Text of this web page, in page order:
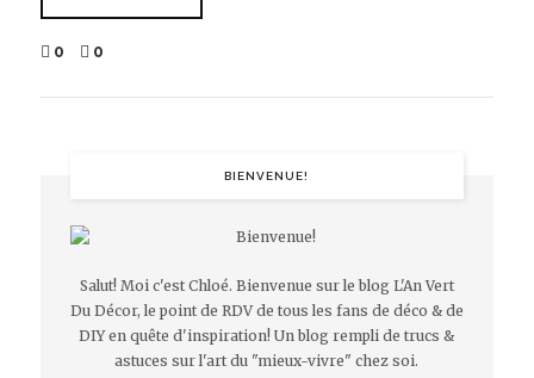
0 0
BIENVENUE!
Salut! Moi c'est Chloé. Bienvenue sur le blog L'An Vert
Du Décor, le point de RDV de tous les fans de déco & de
DIY en quête d'inspiration! Un blog rempli de trucs &
astuces sur l'art du "mieux-vivre" chez soi.